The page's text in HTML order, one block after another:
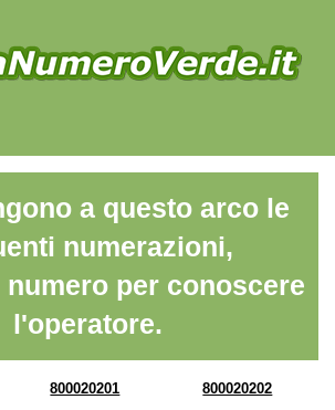
a questo arco le
numerazioni,
per conoscere
l'operatore.
800020201 800020202